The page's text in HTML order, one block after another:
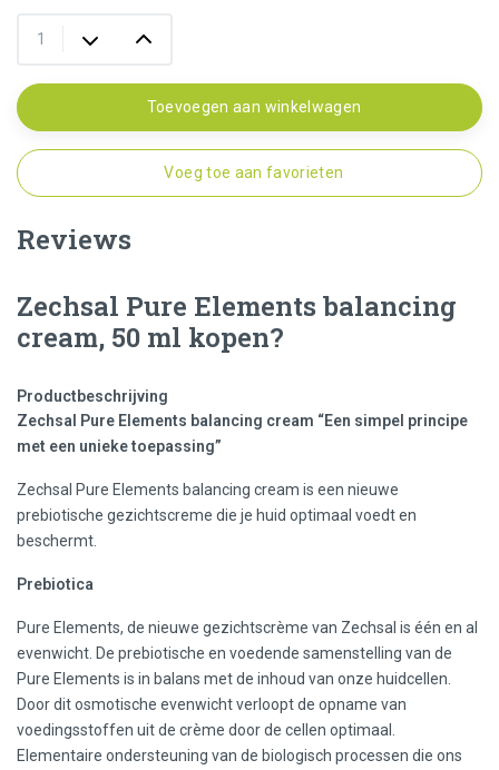
Toevoegen aan winkelwagen
Voeg toe aan favorieten
Reviews
Zechsal Pure Elements balancing
cream, 50 ml kopen?
Productbeschrijving
Zechsal Pure Elements balancing cream “Een simpel principe
met een unieke toepassing”
Zechsal Pure Elements balancing cream is een nieuwe
prebiotische gezichtscreme die je huid optimaal voedt en
beschermt.
Prebiotica
Pure Elements, de nieuwe gezichtscrème van Zechsal is één en al
evenwicht. De prebiotische en voedende samenstelling van de
Pure Elements is in balans met de inhoud van onze huidcellen.
Door dit osmotische evenwicht verloopt de opname van
voedingsstoffen uit de crème door de cellen optimaal.
Elementaire ondersteuning van de biologisch processen die ons